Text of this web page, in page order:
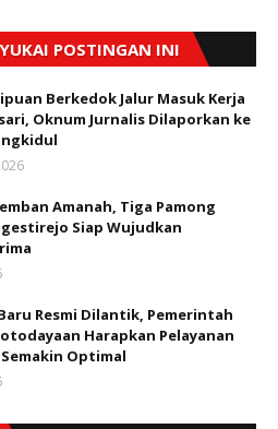
POSTINGAN INI
Berkedok Jalur Masuk Kerja
Oknum Jurnalis Dilaporkan ke
Amanah, Tiga Pamong
Siap Wujudkan
Resmi Dilantik, Pemerintah
Harapkan Pelayanan
Optimal